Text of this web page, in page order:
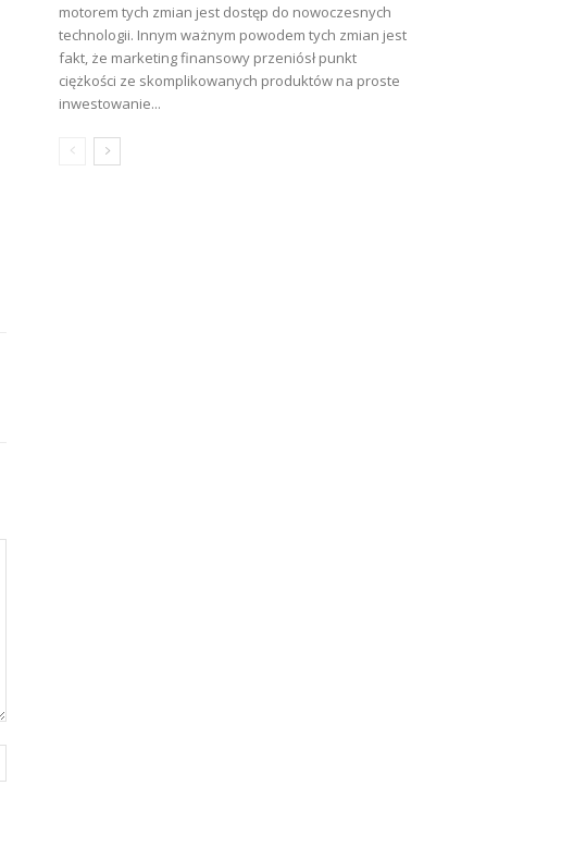
Internetowa:
motorem tych zmian jest dostęp do nowoczesnych
technologii. Innym ważnym powodem tych zmian jest
fakt, że marketing finansowy przeniósł punkt
ciężkości ze skomplikowanych produktów na proste
inwestowanie...